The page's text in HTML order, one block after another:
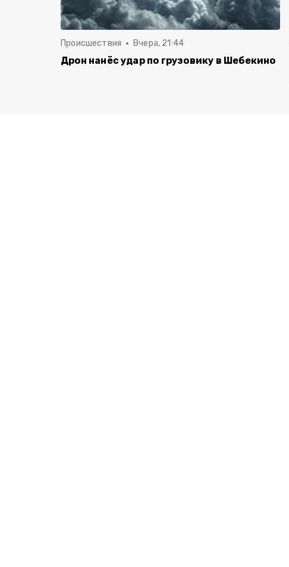
Происшествия Вчера, 21:44
Дрон нанёс удар по грузовику в Шебекино